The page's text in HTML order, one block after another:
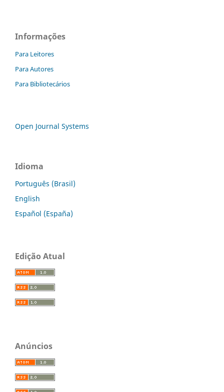
Informações
Para Leitores
Para Autores
Para Bibliotecários
Open Journal Systems
Idioma
Português (Brasil)
English
Español (España)
Edição Atual
Anúncios